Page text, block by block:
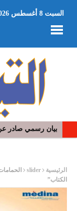
السبت 8 أغسطس 2026
في افتتاح مهرجان
الرئيسية slider
الكتاب”